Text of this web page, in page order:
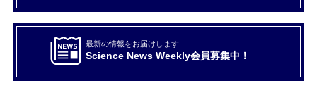
最新の情報をお届けします
Science News Weekly会員募集中！